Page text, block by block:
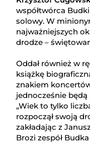
współtwórca
solowy. W
najważniejszych
drodze –
Oddał również w
książkę
znakiem
jednocześnie
„Wiek to tylko
rozpoczął swoją
zakładając z
Brozi zespół